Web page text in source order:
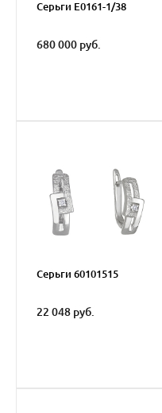
Серьги Е0161-1/38
680 000 руб.
Серьги 60101515
22 048 руб.